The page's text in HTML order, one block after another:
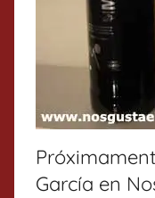
García en